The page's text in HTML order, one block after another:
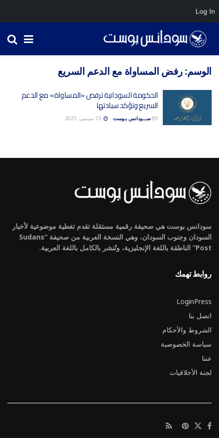
الوسم:رفض المساواة مع الدعم السريع
الحكومة السودانية ترفض «المساواة» مع الدعم
السريع وتؤكد سيادتها
BY ســـودانس بـوست
سودانس بوست هي صحيفة رقمية مستقلة تقدم تغطية موضوعية لأخبار
السودان وجنوب السودان، وهي النسخة العربية من صحيفة “Sudans
Post” الناطقة باللغة الإنجليزية، وتُنشر بالكامل باللغة العربية.
روابط تهمك
LoginPress
اتصل بنا
الشروط والأحكام
سياسة الخصوصية
عننا
لجنة الأخلاقيات
Log In